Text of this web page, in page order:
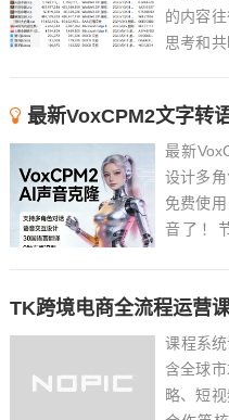
的内容
思考和
过大的，
合集精
最新VoxCPM2文字转语音AI声
最新
设计多
免费使
音了！
使用，
课程系
含全球
略、短